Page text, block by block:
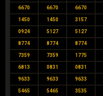
6670 6670 6670
1450 1450 3157
0924 5127 5127
8774 8774 8774
7359 7359 1775
6813 0831 0831
9633 9633 9633
5465 5465 3535